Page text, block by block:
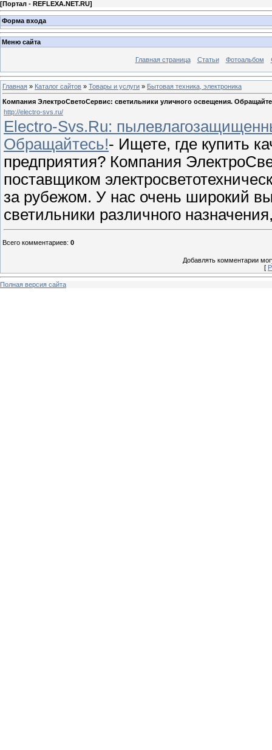
[Портал - REFLEXA.NET.RU]
Форма входа
Меню сайта
Главная страница Статьи Фотоальбом
Главная » Каталог сайтов » Товары и услуги » Бытовая техника, электроника
Компания ЭлектроСветоСервис: светильники уличного освещения.
http://electro-svs.ru/
Electro-Svs.Ru:
Обращайтесь!- Ищете, где купить
предприятия? Компания
поставщиком
за рубежом. У нас очень широкий
светильники различного
Всего комментариев: 0
Добавлять комментарии
[
Полная версия сайта